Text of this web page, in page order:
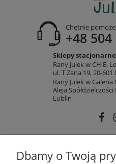
Chętnie
+48
Sklepy
Rany Julek w CH E.
ul. T Zana 19, 20-601
Rany Julek w Galeria
Aleja
Lublin
Dbamy o Twoją